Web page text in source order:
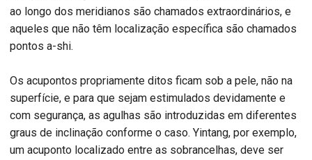
ao longo dos meridianos são chamados extraordinários, e
aqueles que não têm localização específica são chamados
pontos a-shi.
Os acupontos propriamente ditos ficam sob a pele, não na
superfície, e para que sejam estimulados devidamente e
com segurança, as agulhas são introduzidas em diferentes
graus de inclinação conforme o caso. Yintang, por exemplo,
um acuponto localizado entre as sobrancelhas, deve ser